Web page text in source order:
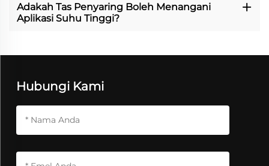
Adakah Tas Penyaring Boleh Menangani
Aplikasi Suhu Tinggi?
Hubungi Kami